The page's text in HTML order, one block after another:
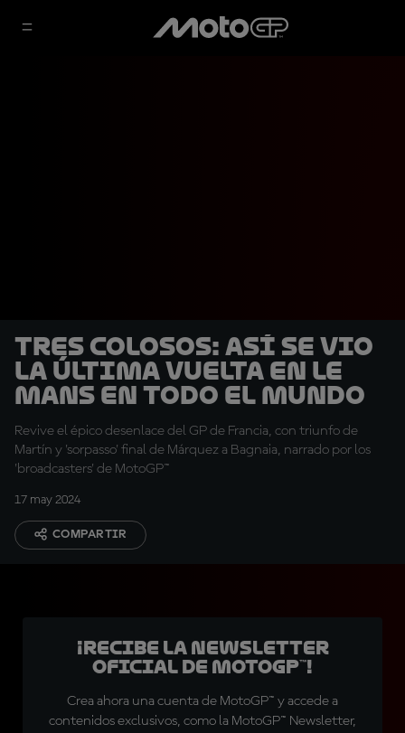
Tres colosos: Así se vio
la última vuelta en Le
Mans en todo el mundo
Revive el épico desenlace del GP de Francia, con triunfo de
Martín y 'sorpasso' final de Márquez a Bagnaia, narrado por los
'broadcasters' de MotoGP™
17 may 2024
COMPARTIR
¡Recibe la Newsletter
oficial de MotoGP™!
Crea ahora una cuenta de MotoGP™ y accede a
contenidos exclusivos, como la MotoGP™ Newsletter,